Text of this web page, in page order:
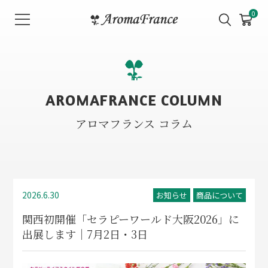
メ
ニ
0
AROMAFRANCE COLUMN
アロマフランス コラム
2026.6.30 お知らせ 商品について
関西初開催「セラピーワールド大阪2026」に
出展します｜7月2日・3日